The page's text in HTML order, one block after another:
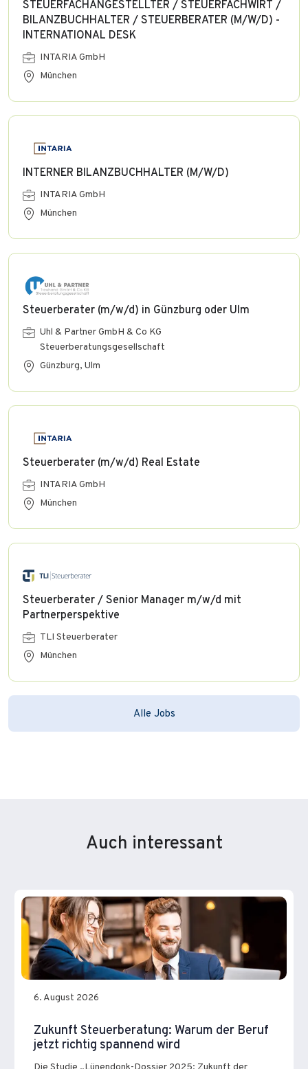
STEUERFACHANGESTELLTER / STEUERFACHWIRT /
BILANZBUCHHALTER / STEUERBERATER (M/W/D) -
INTERNATIONAL DESK
INTARIA GmbH
München
INTERNER BILANZBUCHHALTER (M/W/D)
INTARIA GmbH
München
Steuerberater (m/w/d) in Günzburg oder Ulm
Uhl & Partner GmbH & Co KG
Steuerberatungsgesellschaft
Günzburg, Ulm
Steuerberater (m/w/d) Real Estate
INTARIA GmbH
München
Steuerberater / Senior Manager m/w/d mit
Partnerperspektive
TLI Steuerberater
München
Alle Jobs
Auch interessant
6. August 2026
Zukunft Steuerberatung: Warum der Beruf
jetzt richtig spannend wird